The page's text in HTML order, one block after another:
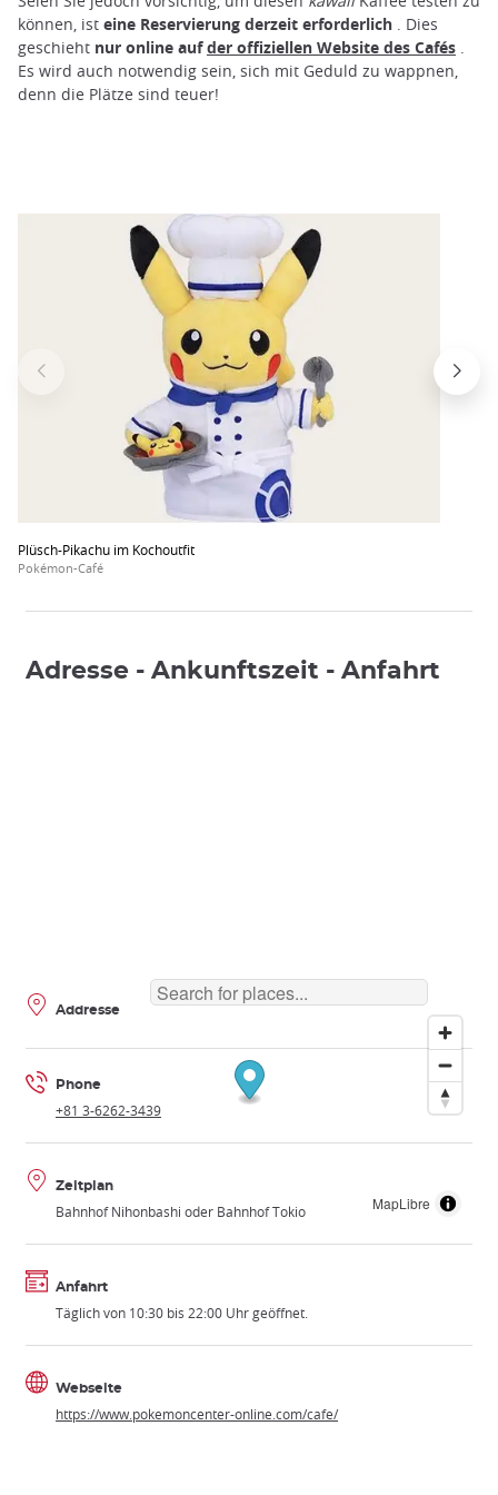
können, ist eine Reservierung derzeit erforderlich . Dies
geschieht nur online aufder offiziellen Website des Cafés .
Es wird auch notwendig sein, sich mit Geduld zu wappnen,
denn die Plätze sind teuer!
Plüsch-Pikachu im Kochoutfit
Pokémon-Café
Adresse - Ankunftszeit - Anfahrt
MapLibre
Addresse
Phone
+81 3-6262-3439
Zeitplan
Bahnhof Nihonbashi oder Bahnhof Tokio
Anfahrt
Täglich von 10:30 bis 22:00 Uhr geöffnet.
Webseite
https://www.pokemoncenter-online.com/cafe/